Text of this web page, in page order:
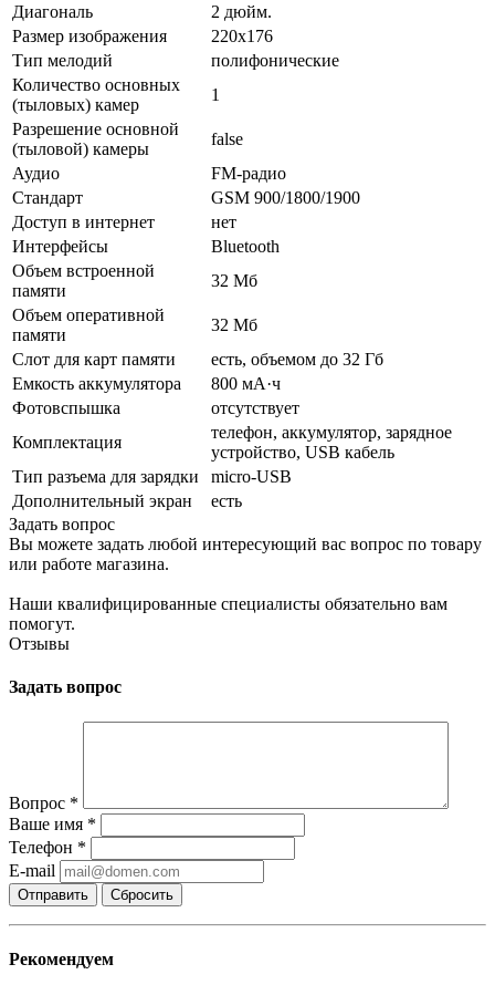
Диагональ
2 дюйм.
Размер изображения
220x176
Тип мелодий
полифонические
Количество основных
(тыловых) камер
1
Разрешение основной
(тыловой) камеры
false
Аудио
FM-радио
Стандарт
GSM 900/1800/1900
Доступ в интернет
нет
Интерфейсы
Bluetooth
Объем встроенной
памяти
32 Мб
Объем оперативной
памяти
32 Мб
Слот для карт памяти
есть, объемом до 32 Гб
Емкость аккумулятора
800 мА·ч
Фотовспышка
отсутствует
Комплектация
телефон, аккумулятор, зарядное
устройство, USB кабель
Тип разъема для зарядки
micro-USB
Дополнительный экран
есть
Задать вопрос
Вы можете задать любой интересующий вас вопрос по товару
или работе магазина.
Наши квалифицированные специалисты обязательно вам
помогут.
Отзывы
Задать вопрос
Вопрос *
Ваше имя *
Телефон *
E-mail
Сбросить
Рекомендуем